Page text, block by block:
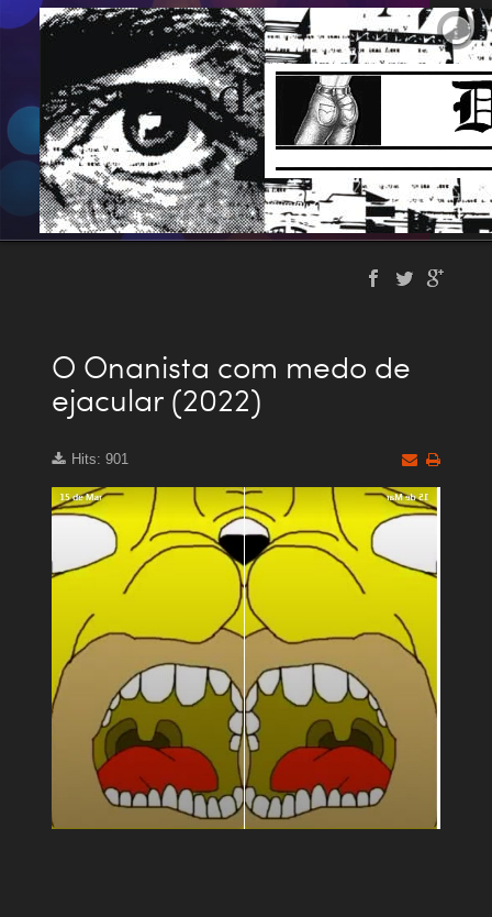
O Onanista com medo de
ejacular (2022)
Hits: 901